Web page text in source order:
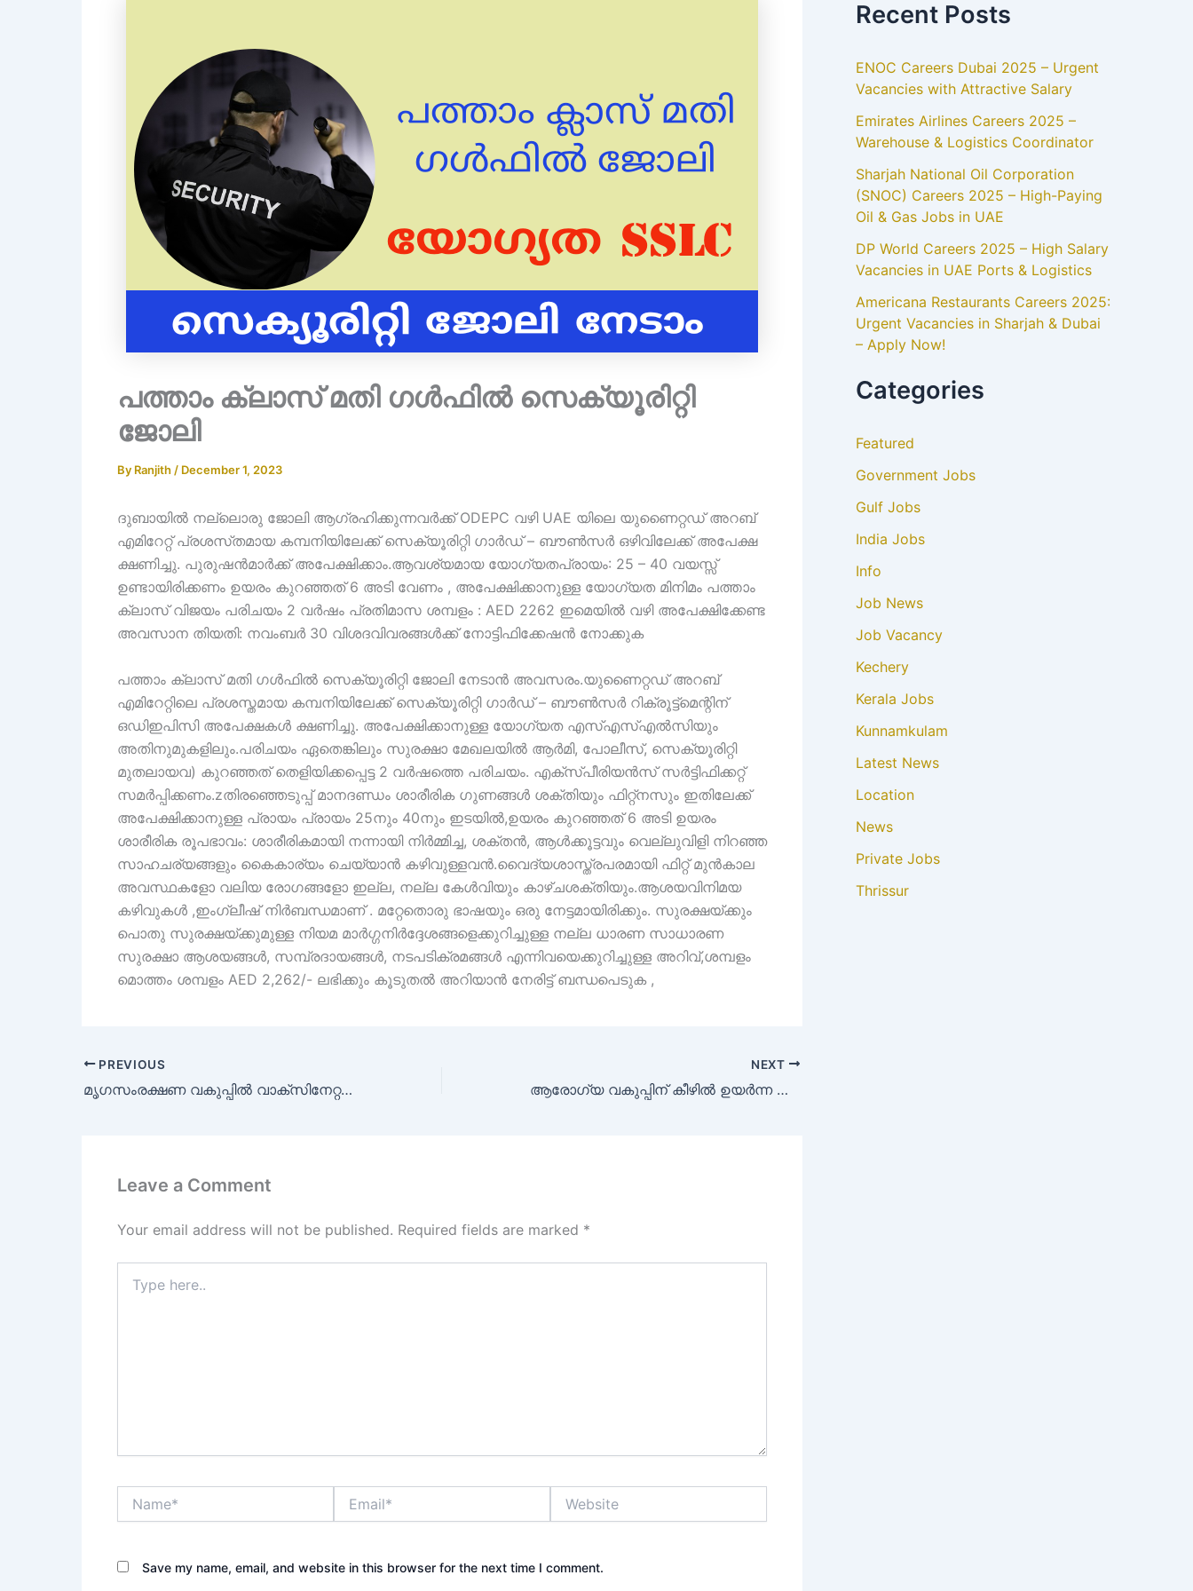
പത്താം ക്ലാസ് മതി ഗൾഫിൽ സെക്യൂരിറ്റി
ജോലി
By Ranjith / December 1, 2023
ദുബായിൽ നല്ലൊരു ജോലി ആഗ്രഹിക്കുന്നവർക്ക് ODEPC വഴി UAE യിലെ യുണൈറ്റഡ് അറബ്
എമിറേറ്റ് പ്രശസ്‌തമായ കമ്പനിയിലേക്ക് സെക്യൂരിറ്റി ഗാർഡ് – ബൗൺസർ ഒഴിവിലേക്ക് അപേക്ഷ
ക്ഷണിച്ചു. പുരുഷൻമാർക്ക് അപേക്ഷിക്കാം.ആവശ്യമായ യോഗ്യതപ്രായം: 25 – 40 വയസ്സ്
ഉണ്ടായിരിക്കണം ഉയരം കുറഞ്ഞത് 6 അടി വേണം , അപേക്ഷിക്കാനുള്ള യോഗ്യത മിനിമം പത്താം
ക്ലാസ് വിജയം പരിചയം 2 വർഷം പ്രതിമാസ ശമ്പളം : AED 2262 ഇമെയിൽ വഴി അപേക്ഷിക്കേണ്ട
അവസാന തിയതി: നവംബർ 30 വിശദവിവരങ്ങൾക്ക് നോട്ടിഫിക്കേഷൻ നോക്കുക
പത്താം ക്ലാസ് മതി ഗൾഫിൽ സെക്യൂരിറ്റി ജോലി നേടാൻ അവസരം.യുണൈറ്റഡ് അറബ്
എമിറേറ്റിലെ പ്രശസ്തമായ കമ്പനിയിലേക്ക് സെക്യൂരിറ്റി ഗാർഡ് – ബൗൺസർ റിക്രൂട്ട്‌മെന്റിന്
ഒഡിഇപിസി അപേക്ഷകൾ ക്ഷണിച്ചു. അപേക്ഷിക്കാനുള്ള യോഗ്യത എസ്എസ്എൽസിയും
അതിനുമുകളിലും.പരിചയം ഏതെങ്കിലും സുരക്ഷാ മേഖലയിൽ ആർമി, പോലീസ്, സെക്യൂരിറ്റി
മുതലായവ) കുറഞ്ഞത് തെളിയിക്കപ്പെട്ട 2 വർഷത്തെ പരിചയം. എക്സ്പീരിയൻസ് സർട്ടിഫിക്കറ്റ്
സമർപ്പിക്കണം.zതിരഞ്ഞെടുപ്പ് മാനദണ്ഡം ശാരീരിക ഗുണങ്ങൾ ശക്തിയും ഫിറ്റ്നസും ഇതിലേക്ക്
അപേക്ഷിക്കാനുള്ള പ്രായം പ്രായം 25നും 40നും ഇടയിൽ,ഉയരം കുറഞ്ഞത് 6 അടി ഉയരം
ശാരീരിക രൂപഭാവം: ശാരീരികമായി നന്നായി നിർമ്മിച്ച, ശക്തൻ, ആൾക്കൂട്ടവും വെല്ലുവിളി നിറഞ്ഞ
സാഹചര്യങ്ങളും കൈകാര്യം ചെയ്യാൻ കഴിവുള്ളവൻ.വൈദ്യശാസ്ത്രപരമായി ഫിറ്റ് മുൻകാല
അവസ്ഥകളോ വലിയ രോഗങ്ങളോ ഇല്ല, നല്ല കേൾവിയും കാഴ്ചശക്തിയും.ആശയവിനിമയ
കഴിവുകൾ ,ഇംഗ്ലീഷ് നിർബന്ധമാണ് . മറ്റേതൊരു ഭാഷയും ഒരു നേട്ടമായിരിക്കും. സുരക്ഷയ്ക്കും
പൊതു സുരക്ഷയ്ക്കുമുള്ള നിയമ മാർഗ്ഗനിർദ്ദേശങ്ങളെക്കുറിച്ചുള്ള നല്ല ധാരണ സാധാരണ
സുരക്ഷാ ആശയങ്ങൾ, സമ്പ്രദായങ്ങൾ, നടപടിക്രമങ്ങൾ എന്നിവയെക്കുറിച്ചുള്ള അറിവ്,ശമ്പളം
മൊത്തം ശമ്പളം AED 2,262/- ലഭിക്കും കൂടുതൽ അറിയാൻ നേരിട്ട് ബന്ധപെടുക ,
PREVIOUS
മൃഗസംരക്ഷണ വകുപ്പിൽ വാക്സിനേറ്റർമാരെയും സഹായികളെയും നിയമിക്കുന്നു
NEXT
ആരോഗ്യ വകുപ്പിന് കീഴിൽ ഉയർന്ന ശമ്പളത്തിൽ ജോലി അവസരം ഇപ്പോൾ ആപേക്ഷികം
Leave a Comment
Your email address will not be published. Required fields are marked *
here..
Save my name, email, and website in this browser for the next time I comment.
Recent Posts
ENOC Careers Dubai 2025 – Urgent
Vacancies with Attractive Salary
Emirates Airlines Careers 2025 –
Warehouse & Logistics Coordinator
Sharjah National Oil Corporation
(SNOC) Careers 2025 – High-Paying
Oil & Gas Jobs in UAE
DP World Careers 2025 – High Salary
Vacancies in UAE Ports & Logistics
Americana Restaurants Careers 2025:
Urgent Vacancies in Sharjah & Dubai
– Apply Now!
Categories
Featured
Government Jobs
Gulf Jobs
India Jobs
Info
Job News
Job Vacancy
Kechery
Kerala Jobs
Kunnamkulam
Latest News
Location
News
Private Jobs
Thrissur